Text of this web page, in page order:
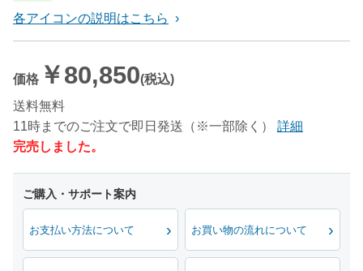
各アイコンの説明はこちら
価格 ￥80,850(税込)
送料無料
11時までのご注文で即日発送（※一部除く）
詳細
完売しました。
お支払い方法について お買い物の流れについて